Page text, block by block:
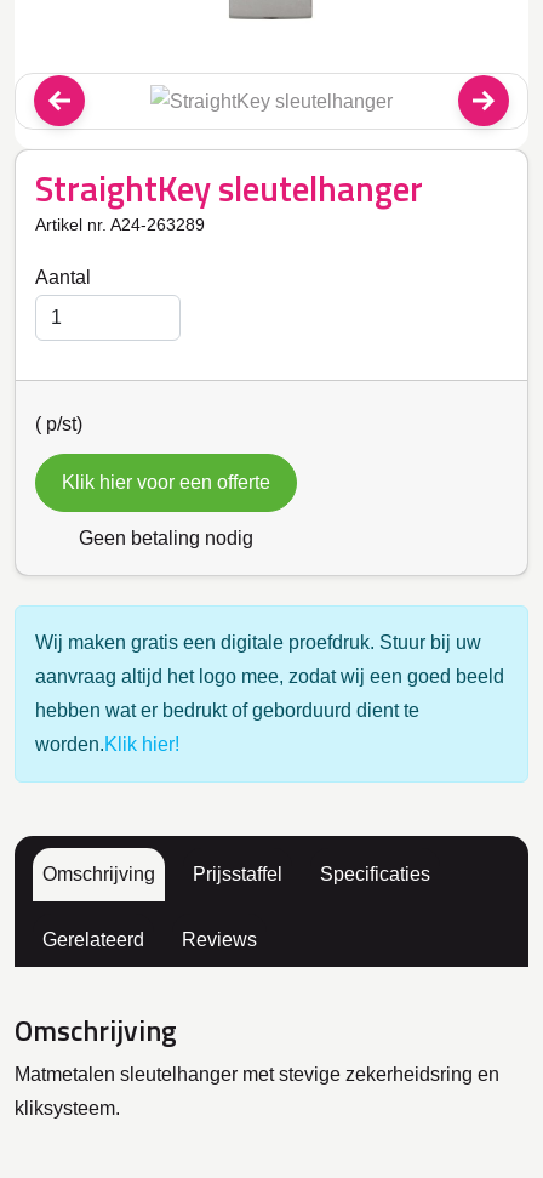
StraightKey sleutelhanger
Artikel nr. A24-263289
Aantal
( p/st)
Klik hier voor een offerte
Geen betaling nodig
Wij maken gratis een digitale proefdruk. Stuur bij uw
aanvraag altijd het logo mee, zodat wij een goed beeld
hebben wat er bedrukt of geborduurd dient te
worden.Klik hier!
Omschrijving Prijsstaffel Specificaties
Gerelateerd Reviews
Omschrijving
Matmetalen sleutelhanger met stevige zekerheidsring en
kliksysteem.